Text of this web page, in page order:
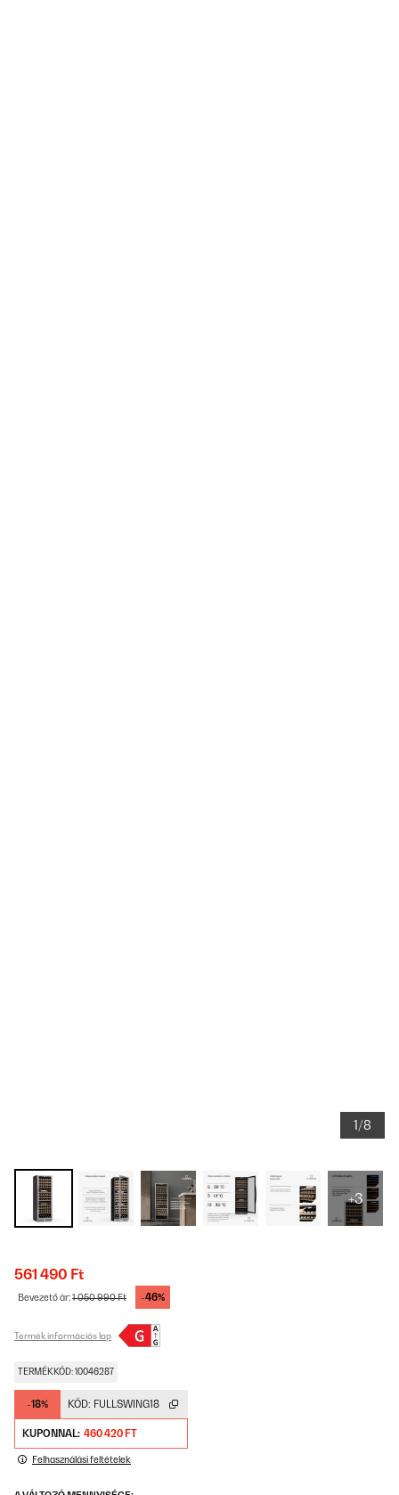
1/8
+3
561 490 Ft
Bevezető ár:1 050 990 Ft -46%
Termék információs lap
TERMÉKKÓD: 10046287
-18% KÓD: FULLSWING18
KUPONNAL: 460 420 FT
Felhasználási feltételek